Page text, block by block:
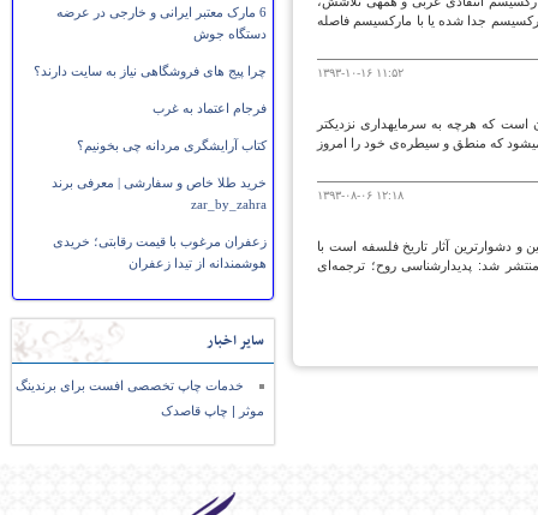
6 مارک معتبر ایرانی و خارجی در عرضه
دستگاه جوش
چرا پیج های فروشگاهی نیاز به سایت دارند؟
فرجام اعتماد به غرب
کتاب آرایشگری مردانه چی بخونیم؟
خرید طلا خاص و سفارشی | معرفی برند
zar_by_zahra
زعفران مرغوب با قیمت رقابتی؛ خریدی
هوشمندانه از تیدا زعفران
سایر اخبار
خدمات چاپ تخصصی افست برای برندینگ
موثر | چاپ قاصدک
جدا شده یا با مارکسیسم فاصله
۱۳۹۳-۱۰-۱۶ ۱۱:۵۲
پری اندرسون تنوع را در گذارها از دوران باستان تا فئودالیسم می‎بیند و واقعیت آن است که هرچه به سرمایه‎داری نزدیک‎تر
می‎شویم از این تنوع‎ها کاسته می‎شود و سرمایه‎داری به یک فرماسیون جهانی تبدیل می‎شود که منطق و سیطره‌ی خود را امروز
۱۳۹۳-۰۸-۰۶ ۱۲:۱۸
و دشوارترین آثار تاریخ فلسفه است با
شد: پدیدارشناسی روح؛ ترجمه‌ای